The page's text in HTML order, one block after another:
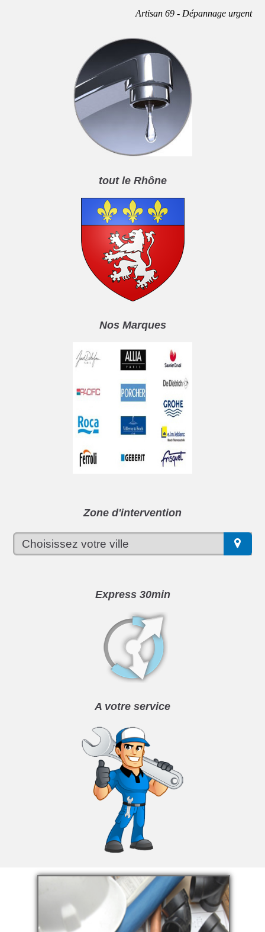
Artisan 69 - Dépannage urgent
tout le Rhône
Nos Marques
Zone d'intervention
Express 30min
A votre service